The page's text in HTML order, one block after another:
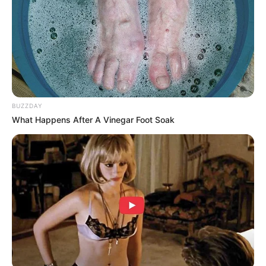
Di dunia tersebut, London adalah sebuah kota raksasa dan juga
kota predator yang berjalan. Semua hal yang dianggap
mengganggu akan dihancurkan.
Tom adalah seorang anak berumur 16 tahun yang berasal dari
London. Seumur hidupnya, ia hanya tinggal dan bepergian di kota
asalnya. Kakinya belum pernah sama sekali menyentuh rumput,
lumpur, ataupun tanah.
Baca juga:
Film Mary Queen of Scots Bercerita Tentang
Biografi Ratu Mary
BUZZDAY
What Happens After A Vinegar Foot Soak